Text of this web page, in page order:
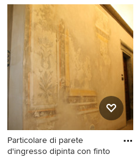
Kleiner Moderner Eingang
mit Laminat, Einzeltür,
weißer Haustür, braunem
Boden und Holzdecke in
Paris
Particolare di parete
d'ingresso dipinta con finto